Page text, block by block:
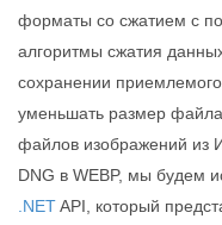
форматы со сжатием с
алгоритмы сжатия
сохранении
уменьшать размер
файлов изображений из
DNG в WEBP, мы будем
.NETAPI, который